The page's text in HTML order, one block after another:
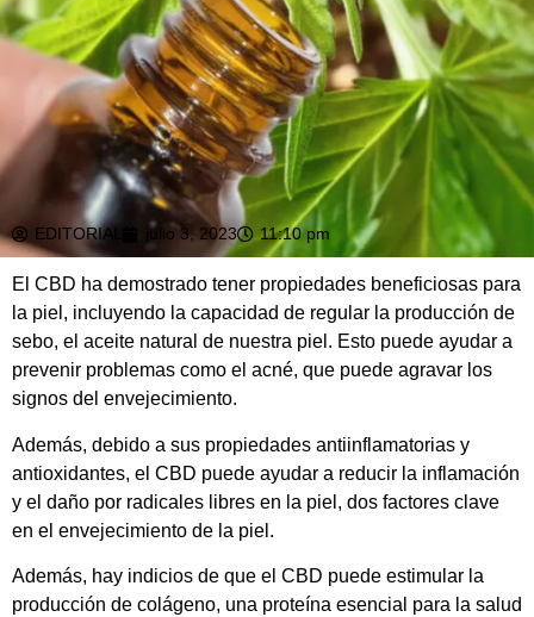
EDITORIAL julio 3, 2023 11:10 pm
El CBD ha demostrado tener propiedades beneficiosas para
la piel, incluyendo la capacidad de regular la producción de
sebo, el aceite natural de nuestra piel. Esto puede ayudar a
prevenir problemas como el acné, que puede agravar los
signos del envejecimiento.
Además, debido a sus propiedades antiinflamatorias y
antioxidantes, el CBD puede ayudar a reducir la inflamación
y el daño por radicales libres en la piel, dos factores clave
en el envejecimiento de la piel.
Además, hay indicios de que el CBD puede estimular la
producción de colágeno, una proteína esencial para la salud